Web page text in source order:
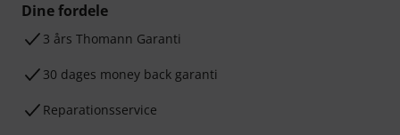
Dine fordele
3 års Thomann Garanti
30 dages money back garanti
Reparationsservice